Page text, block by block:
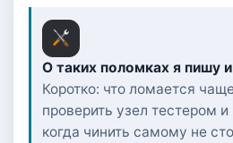
О таких поломках я пишу
Коротко: что ломается
проверить узел тестером и
когда чинить самому не